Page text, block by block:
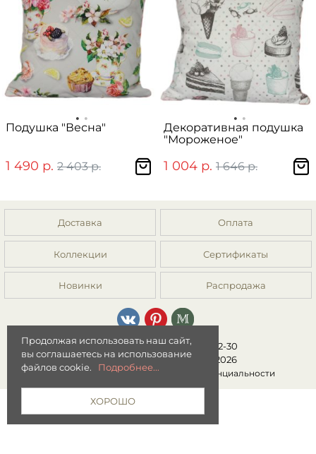
Подушка "Весна"
1 490 р. 2 403 р.
Декоративная подушка
"Мороженое"
1 004 р. 1 646 р.
Доставка Оплата
Коллекции Сертификаты
Новинки Распродажа
8 (499) 392-01-44, 8 (977) 149-22-30
Интернет-магазин "Мята" © 2026
Публичная оферта |Политика конфиденциальности
Продолжая использовать наш сайт,
вы соглашаетесь на использование
файлов cookie.
Подробнее...
ХОРОШО